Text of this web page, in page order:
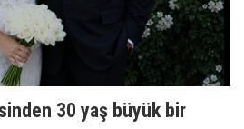
30 yaş büyük bir